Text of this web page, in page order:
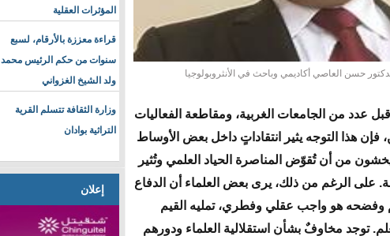
حسن العاصي أكاديمي وباحث في الأنثروبولوجيا
عدد من الجامعات الغربية، ومقاطعة الفعاليات
فإن هذا التوجه يثير انتقاداتٍ داخل بعض الأوساط
من أن تُقوّض المناصرة الحياد العلمي وتُثير
على الرغم من ذلك، يرى بعض العلماء أن الدفاع
وفضحه هو واجب عقلي وفطري، تمليه القيم
توجد مخاوفٌ بشأن استقلالية العلماء ودورهم
المؤثرات العقلية
قراءة معززة بالأرقام، لسبع
سنوات من حكم الرئيس محمد
ولد الشيخ الغزواني
وزارة الثقافة تتسلم القرية
التراثية بوادان
إعلان